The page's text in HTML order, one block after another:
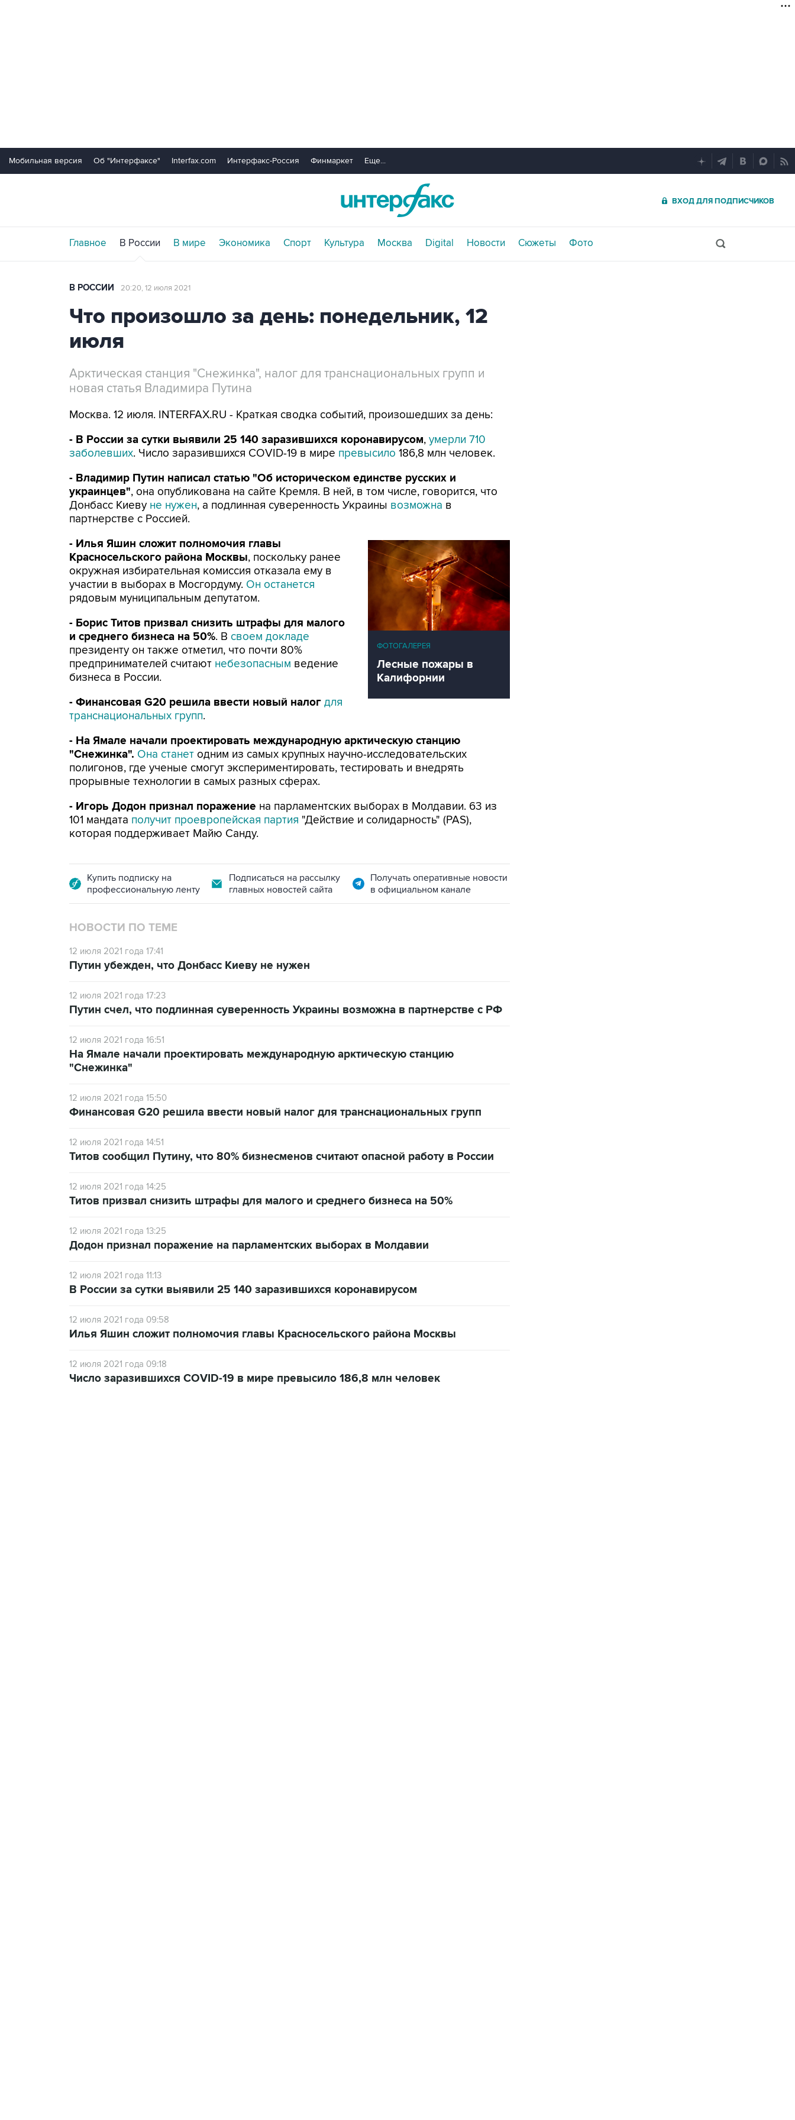
Мобильная версия Об "Интерфаксе" Interfax.com Интерфакс-Россия Финмаркет Еще...
ВХОД ДЛЯ ПОДПИСЧИКОВ
Главное В России В мире Экономика Спорт Культура Москва Digital Новости Сюжеты Фото
В РОССИИ 20:20, 12 июля 2021
Что произошло за день: понедельник, 12
июля
Арктическая станция "Снежинка", налог для транснациональных групп и
новая статья Владимира Путина
Москва. 12 июля. INTERFAX.RU - Краткая сводка событий, произошедших за день:
- В России за сутки выявили 25 140 заразившихся коронавирусом, умерли 710
заболевших. Число заразившихся COVID-19 в мире превысило 186,8 млн человек.
- Владимир Путин написал статью "Об историческом единстве русских и
украинцев", она опубликована на сайте Кремля. В ней, в том числе, говорится, что
Донбасс Киеву не нужен, а подлинная суверенность Украины возможна в
партнерстве с Россией.
ФОТОГАЛЕРЕЯ
Лесные пожары в
Калифорнии
- Илья Яшин сложит полномочия главы
Красносельского района Москвы, поскольку ранее
окружная избирательная комиссия отказала ему в
участии в выборах в Мосгордуму. Он останется
рядовым муниципальным депутатом.
- Борис Титов призвал снизить штрафы для малого
и среднего бизнеса на 50%. В своем докладе
президенту он также отметил, что почти 80%
предпринимателей считают небезопасным ведение
бизнеса в России.
- Финансовая G20 решила ввести новый налог для
транснациональных групп.
- На Ямале начали проектировать международную арктическую станцию
"Снежинка". Она станет одним из самых крупных научно-исследовательских
полигонов, где ученые смогут экспериментировать, тестировать и внедрять
прорывные технологии в самых разных сферах.
- Игорь Додон признал поражение на парламентских выборах в Молдавии. 63 из
101 мандата получит проевропейская партия "Действие и солидарность" (PAS),
которая поддерживает Майю Санду.
Купить подписку на
профессиональную ленту
Подписаться на рассылку
главных новостей сайта
Получать оперативные новости
в официальном канале
НОВОСТИ ПО ТЕМЕ
12 июля 2021 года 17:41
Путин убежден, что Донбасс Киеву не нужен
12 июля 2021 года 17:23
Путин счел, что подлинная суверенность Украины возможна в партнерстве с РФ
12 июля 2021 года 16:51
На Ямале начали проектировать международную арктическую станцию
"Снежинка"
12 июля 2021 года 15:50
Финансовая G20 решила ввести новый налог для транснациональных групп
12 июля 2021 года 14:51
Титов сообщил Путину, что 80% бизнесменов считают опасной работу в России
12 июля 2021 года 14:25
Титов призвал снизить штрафы для малого и среднего бизнеса на 50%
12 июля 2021 года 13:25
Додон признал поражение на парламентских выборах в Молдавии
12 июля 2021 года 11:13
В России за сутки выявили 25 140 заразившихся коронавирусом
12 июля 2021 года 09:58
Илья Яшин сложит полномочия главы Красносельского района Москвы
12 июля 2021 года 09:18
Число заразившихся COVID-19 в мире превысило 186,8 млн человек